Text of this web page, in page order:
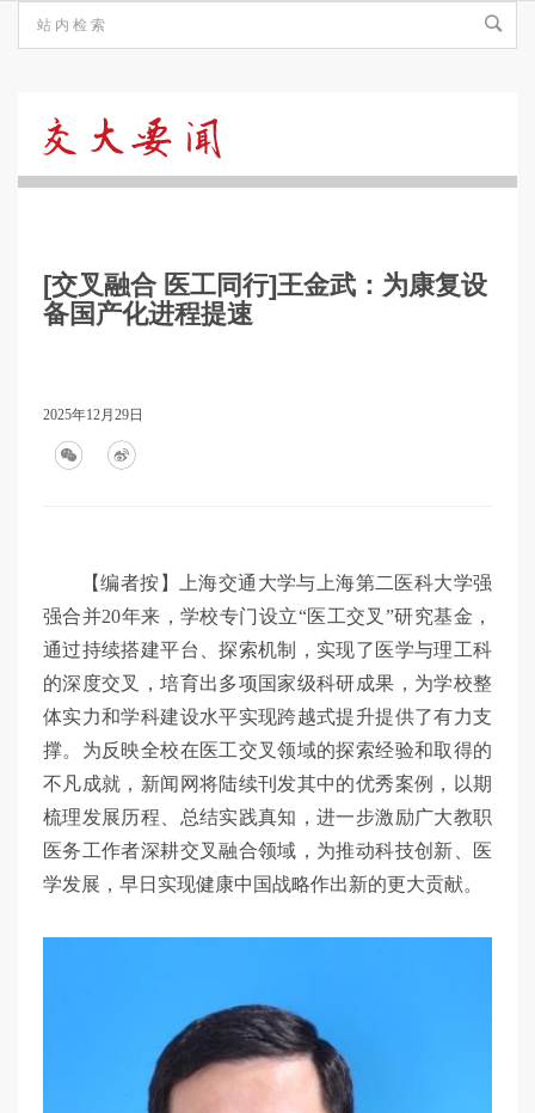
要
[交叉融合 医工同行]王金武：为康复设
备国产化进程提速
2025年12月29日
【编者按】上海交通大学与上海第二医科大学强
强合并20年来，学校专门设立“医工交叉”研究基金，
通过持续搭建平台、探索机制，实现了医学与理工科
的深度交叉，培育出多项国家级科研成果，为学校整
体实力和学科建设水平实现跨越式提升提供了有力支
撑。为反映全校在医工交叉领域的探索经验和取得的
不凡成就，新闻网将陆续刊发其中的优秀案例，以期
梳理发展历程、总结实践真知，进一步激励广大教职
医务工作者深耕交叉融合领域，为推动科技创新、医
学发展，早日实现健康中国战略作出新的更大贡献。